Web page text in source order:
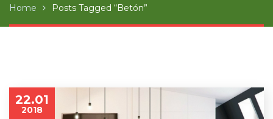
Home Posts Tagged “betón”
22.01
2018